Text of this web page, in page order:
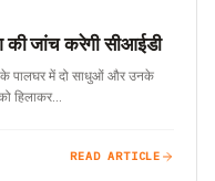
मॉब लिंचिंग की जांच करेगी सीआईडी
के पालघर में दो साधुओं और उनके
हिलाकर…
READ ARTICLE